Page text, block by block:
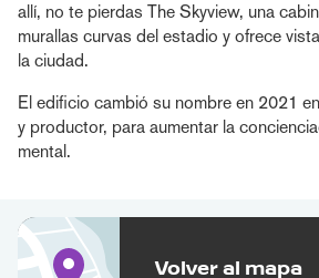
allí, no te pierdas The Skyview, una
murallas curvas del estadio y ofrece
la ciudad.
El edificio cambió su nombre en 2021
y productor, para aumentar la
mental.
Volver al mapa